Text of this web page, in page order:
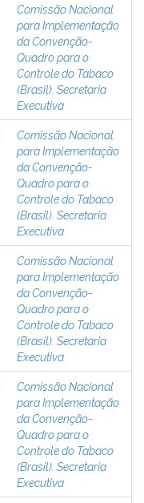
Comissão Nacional
para Implementação
da Convenção-
Quadro para o
Controle do Tabaco
(Brasil). Secretaria
Executiva
Comissão Nacional
para Implementação
da Convenção-
Quadro para o
Controle do Tabaco
(Brasil). Secretaria
Executiva
Comissão Nacional
para Implementação
da Convenção-
Quadro para o
Controle do Tabaco
(Brasil). Secretaria
Executiva
Comissão Nacional
para Implementação
da Convenção-
Quadro para o
Controle do Tabaco
(Brasil). Secretaria
Executiva